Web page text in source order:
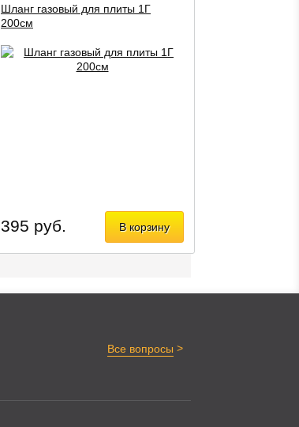
Шланг газовый для плиты 1Г
200см
В корзину
395 руб.
Все вопросы >